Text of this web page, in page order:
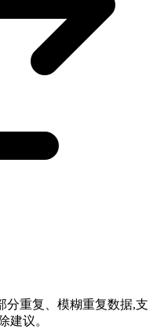
分重复、模糊重复数据,支
建议。